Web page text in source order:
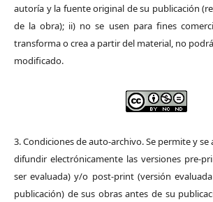
autoría y la fuente original de su publicación
de la obra); ii) no se usen para fines
transforma o crea a partir del material, no
modificado.
3. Condiciones de auto-archivo. Se permite y se
difundir electrónicamente las versiones pre-
ser evaluada) y/o post-print (versión
publicación) de sus obras antes de su